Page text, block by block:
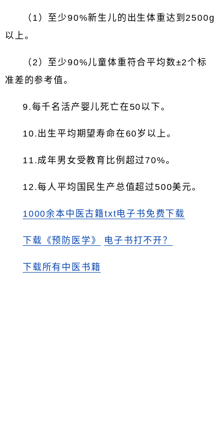
（1）至少90%新生儿的出生体重达到2500g
以上。
（2）至少90%儿童体重符合平均数±2个标
准差的参考值。
9.每千名活产婴儿死亡在50以下。
10.出生平均期望寿命在60岁以上。
11.成年男女受教育比例超过70%。
12.每人平均国民生产总值超过500美元。
1000余本中医古籍txt电子书免费下载
下载《预防医学》 电子书打不开？
下载所有中医书籍